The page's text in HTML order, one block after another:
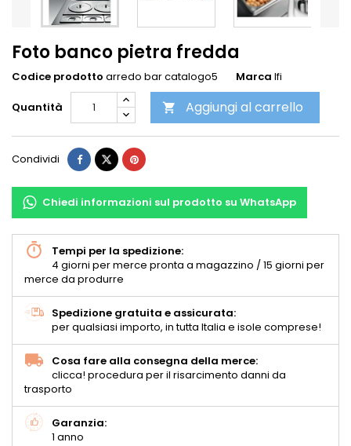
Foto banco pietra fredda
Codice prodotto arredo bar catalogo5 Marca Ifi
Quantità  Aggiungi al carrello
Condividi
Chiedi informazioni sul prodotto su WhatsApp
Tempi per la spedizione:
4 giorni per merce pronta a magazzino / 15 giorni per
merce da produrre
Spedizione gratuita e assicurata:
per qualsiasi importo, in tutta Italia e isole comprese!
Cosa fare alla consegna della merce:
clicca! procedura per il risarcimento danni da
trasporto
Garanzia:
1 anno